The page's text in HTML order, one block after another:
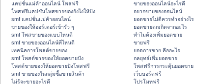
แคปชั่นแม่ค้าออนไลน์ โพสฟรี
โพสฟรีแคปชั่นโพสขายของยังไงให้ปัง
smf แคปชั่นแม่ค้าออนไลน์
ขายของให้ออร์เดอร์เข้ารัว ๆ
smf โพสขายของแบบไหนดี
smf ขายของออนไลน์ที่ไหนดี
เทคนิคการโพสต์ขายของ
smf โพสต์ขายของให้ยอดขายปัง
โพสต์ขายของให้ยอดขายปังโพสฟรี
smf ขายของในกลุ่มซื้อขายสินค้า
ไม่รู้จะขายอะไรดี
ขายของออนไลน์อะไรดี
อยากขายของออนไลน์
ยอดขายไม่ดีควรทำอย่างไร
ยอดขายตกเกิดจากอะไร
ทำไมต้องเพิ่มยอดขาย
ขายฟรี
ยอดการขาย คืออะไร
กลยุทธ์เพิ่มยอดขาย
โพสฟรีการกระตุ้นยอดขาย
เว็บบอร์ดฟรี
โปรโมทฟรี